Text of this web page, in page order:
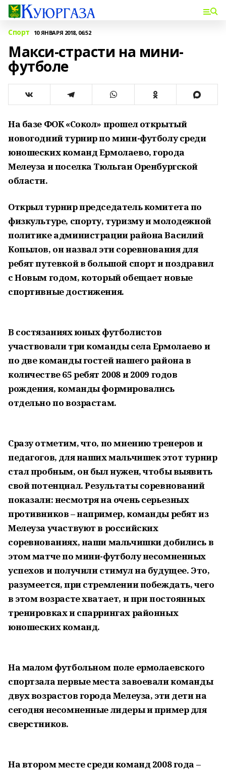
Спорт 10 ЯНВАРЯ 2018, 06:52
Макси-страсти на мини-
футболе
На базе ФОК «Сокол» прошел открытый
новогодний турнир по мини-футболу среди
юношеских команд Ермолаево, города
Мелеуза и поселка Тюльган Оренбургской
области.
Открыл турнир председатель комитета по
физкультуре, спорту, туризму и молодежной
политике администрации района Василий
Копылов, он назвал эти соревнования для
ребят путевкой в большой спорт и поздравил
с Новым годом, который обещает новые
спортивные достижения.
В состязаниях юных футболистов
участвовали три команды села Ермолаево и
по две команды гостей нашего района в
количестве 65 ребят 2008 и 2009 годов
рождения, команды формировались
отдельно по возрастам.
Сразу отметим, что, по мнению тренеров и
педагогов, для наших мальчишек этот турнир
стал пробным, он был нужен, чтобы выявить
свой потенциал. Результаты соревнований
показали: несмотря на очень серьезных
противников – например, команды ребят из
Мелеуза участвуют в российских
соревнованиях, наши мальчишки добились в
этом матче по мини-футболу несомненных
успехов и получили стимул на будущее. Это,
разумеется, при стремлении побеждать, чего
в этом возрасте хватает, и при постоянных
тренировках и спаррингах районных
юношеских команд.
На малом футбольном поле ермолаевского
спортзала первые места завоевали команды
двух возрастов города Мелеуза, эти дети на
сегодня несомненные лидеры и пример для
сверстников.
На втором месте среди команд 2008 года –